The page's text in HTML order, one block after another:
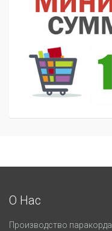
О Нас
Производство паракорда,